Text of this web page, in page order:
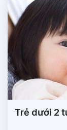
Trẻ dưới 2